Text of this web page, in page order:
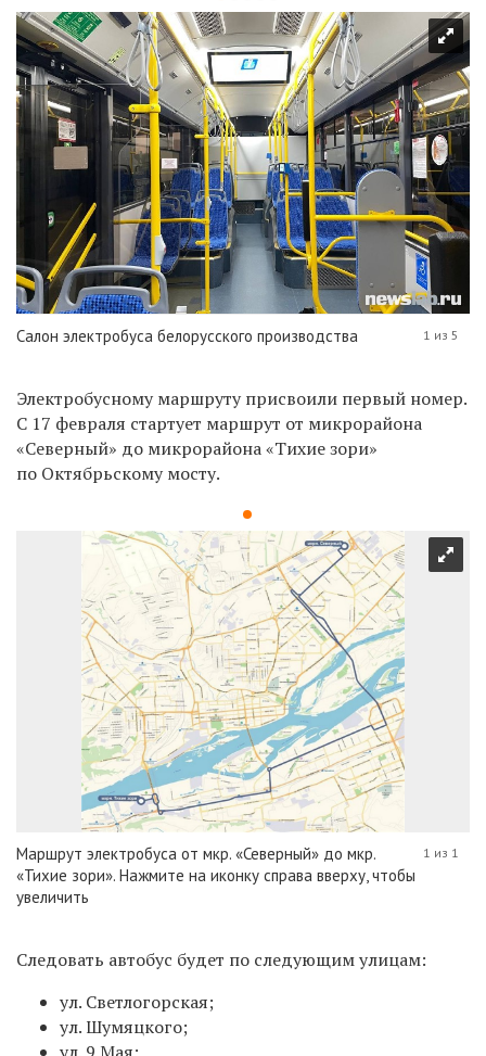
Салон электробуса белорусского производства 1 из 5
Электробусному маршруту присвоили первый номер.
С 17 февраля стартует маршрут от микрорайона
«Северный» до микрорайона «Тихие зори»
по Октябрьскому мосту.
Маршрут электробуса от мкр. «Северный» до мкр.
«Тихие зори». Нажмите на иконку справа вверху, чтобы
увеличить
1 из 1
Следовать автобус будет по следующим улицам:
ул. Светлогорская;
ул. Шумяцкого;